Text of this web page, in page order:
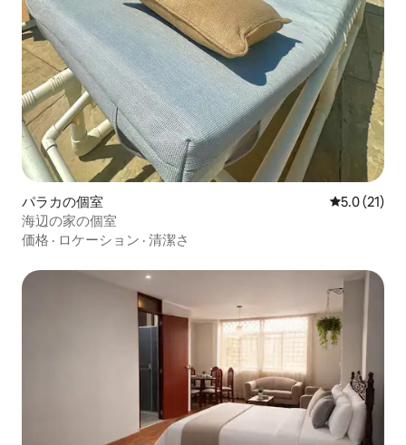
パラカの個室 レビュー21
5.0 (21)
海辺の家の個室
価格 · ロケーション · 清潔さ